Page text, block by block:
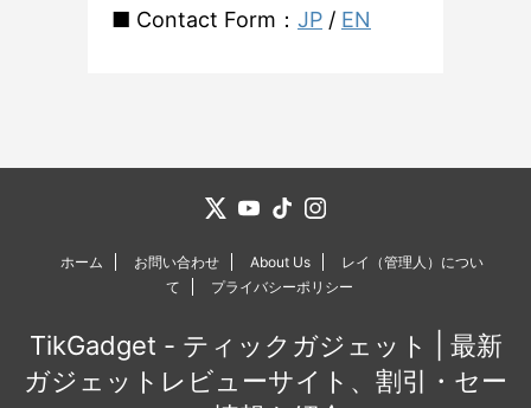
■ Contact Form： JP / EN
ホーム お問い合わせ About Us
レイ（管理人）につい
て
プライバシーポリシー
TikGadget - ティックガジェット | 最新
ガジェットレビューサイト、割引・セー